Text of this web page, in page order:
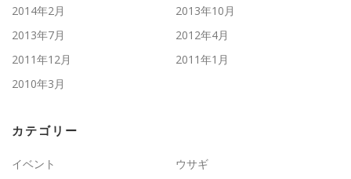
2014年2月
2013年10月
2013年7月
2012年4月
2011年12月
2011年1月
2010年3月
カテゴリー
イベント
ウサギ